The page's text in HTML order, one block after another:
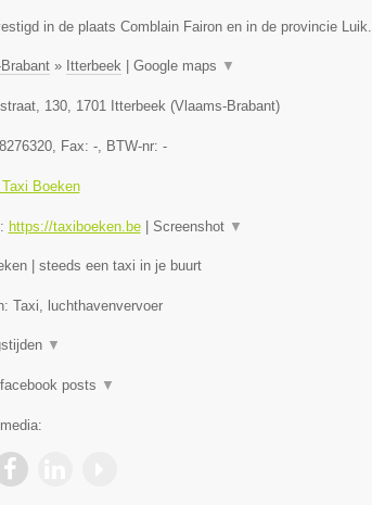
in de plaats Comblain Fairon en in de provincie Luik.
» Itterbeek| Google maps ▼
130, 1701 Itterbeek(Vlaams-Brabant)
, Fax: -, BTW-nr: -
Taxi Boeken
https://taxiboeken.be| Screenshot ▼
| steeds een taxi in je buurt
Taxi, luchthavenvervoer
▼
posts ▼